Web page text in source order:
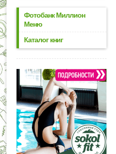
Фотобанк Миллион
Меню
Каталог книг